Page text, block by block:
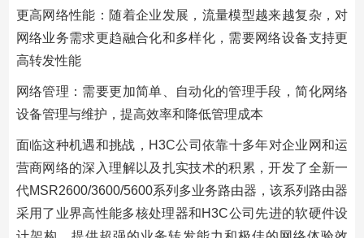
更高网络性能：随着企业发展，流量模型越来越复杂，对
网络业务需求更趋融合化和多样化，需要网络设备支持更
高转发性能
网络管理：需要更加简单、自动化的管理手段，简化网络
设备管理与维护，提高效率和降低管理成本
面临这种机遇和挑战，H3C公司依靠十多年对企业网和运
营商网络的深入理解以及扎实技术的积累，开发了全新一
代MSR2600/3600/5600系列多业务路由器，该系列路由器
采用了业界高性能多核处理器和H3C公司先进的软硬件设